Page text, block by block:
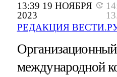
13:39 19 НОЯБРЯ
2023
РЕДАКЦИЯ
международной